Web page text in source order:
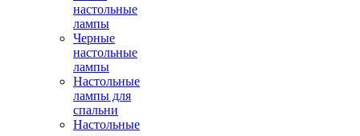
настольные
лампы
Черные
настольные
лампы
Настольные
лампы для
спальни
Настольные